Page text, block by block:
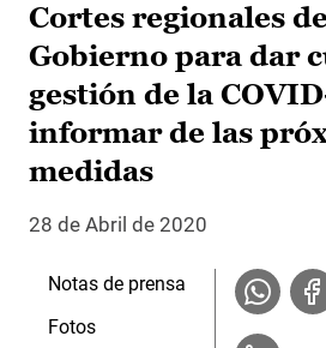
Cortes regionales
Gobierno para dar
gestión de la
informar de las
medidas
28 de Abril de 2020
Notas de prensa
Fotos